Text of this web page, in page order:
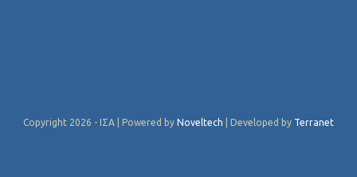
Copyright 2026 - ΙΣΑ | Powered by Noveltech | Developed by Terranet